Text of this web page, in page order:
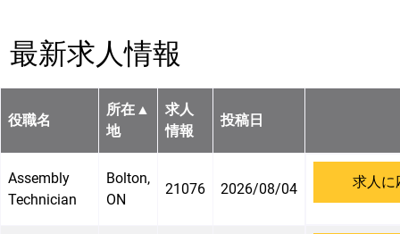
最新求人情報
役職名
所在
地
▲
求人
情報
投稿日
Assembly
Technician
Bolton,
ON
21076 2026/08/04 求人に